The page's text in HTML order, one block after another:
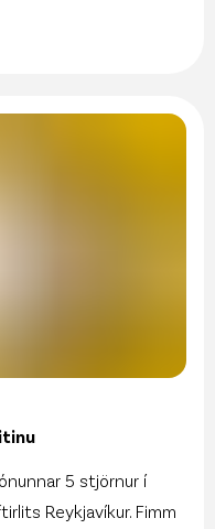
5 stjörnur í
Reykjavíkur. Fimm